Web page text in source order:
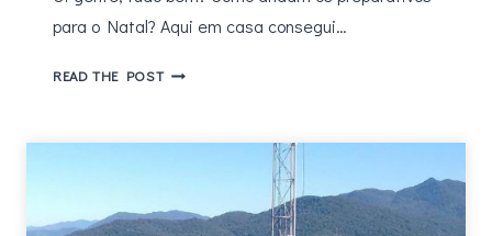
para o Natal? Aqui em casa consegui…
READ THE POSTDESCOBRI
SER
VEZES